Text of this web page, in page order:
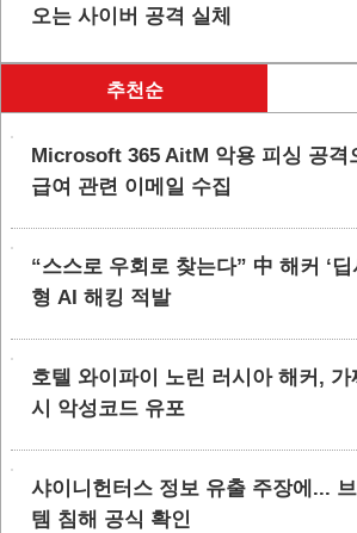
오는 사이버 공격 실체
추천순
Microsoft 365 AitM 악용 피싱 공격
급여 관련 이메일 수집
“스스로 우회로 찾는다” 中 해커 ‘
형 AI 해킹 적발
호텔 와이파이 노린 러시아 해커,
시 악성코드 유포
샤이니헌터스 정보 유출 주장에...
템 침해 공식 확인